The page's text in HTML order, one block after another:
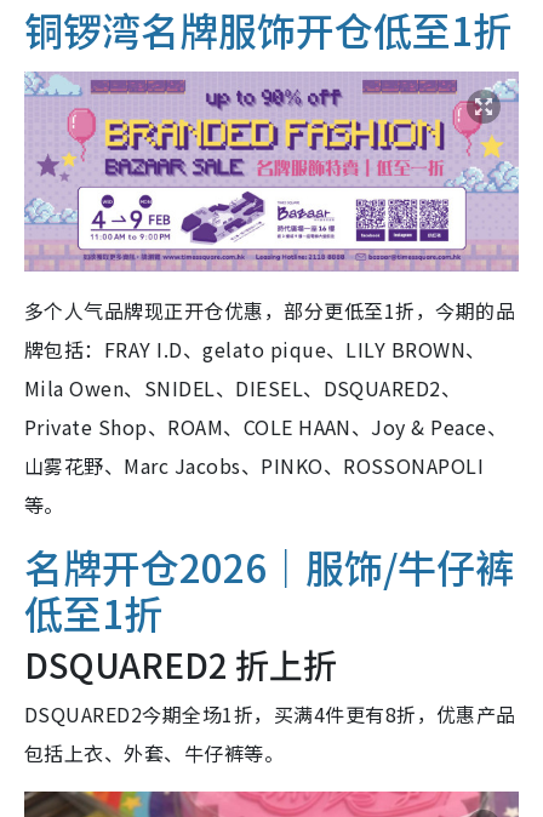
铜锣湾名牌服饰开仓低至1折
多个人气品牌现正开仓优惠，部分更低至1折，今期的品
牌包括：FRAY I.D、gelato pique、LILY BROWN、
Mila Owen、SNIDEL、DIESEL、DSQUARED2、
Private Shop、ROAM、COLE HAAN、Joy & Peace、
山雾花野、Marc Jacobs、PINKO、ROSSONAPOLI
等。
名牌开仓2026｜服饰/牛仔裤
低至1折
DSQUARED2 折上折
DSQUARED2今期全场1折，买满4件更有8折，优惠产品
包括上衣、外套、牛仔裤等。